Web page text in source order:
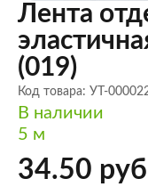
Лента
(019)
Код товара: УТ-
В наличии
5 м
34.50